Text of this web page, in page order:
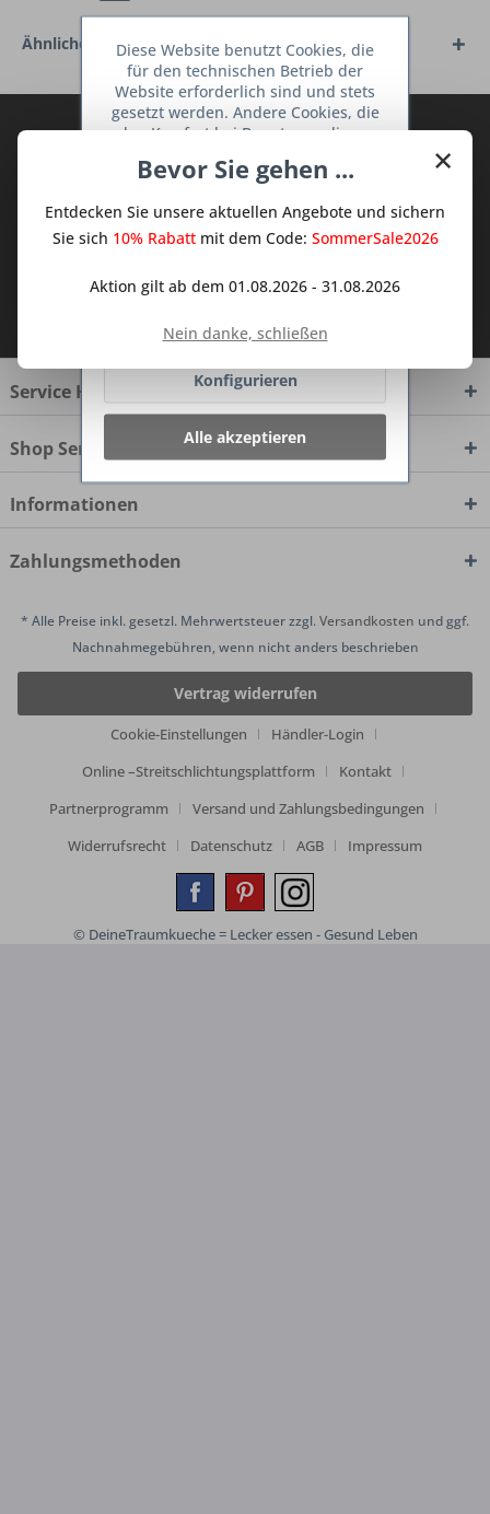
Ähnliche Artikel
Abonnieren Sie den kostenlosen Deine
TraumKüche Newsletter und verpassen
Sie keine Neuigkeit oder Aktion mehr aus
dem Traum Küchen - Shop.
Ich habe die
zur Kenntnis genommen.
Service Hotline
Shop Service
Informationen
Zahlungsmethoden
* Alle Preise inkl. gesetzl. Mehrwertsteuer zzgl.Versandkosten und ggf.
Nachnahmegebühren, wenn nicht anders beschrieben
Vertrag widerrufen
Cookie-Einstellungen
Händler-Login
Online –Streitschlichtungsplattform
Kontakt
Partnerprogramm
Versand und Zahlungsbedingungen
Widerrufsrecht
Datenschutz AGB Impressum
© DeineTraumkueche = Lecker essen - Gesund Leben
×
Bevor Sie gehen ...
Entdecken Sie unsere aktuellen Angebote und sichern
Sie sich 10% Rabattmit dem Code: SommerSale2026
Aktion gilt ab dem 01.08.2026 - 31.08.2026
Nein danke, schließen
Diese Website benutzt Cookies, die
für den technischen Betrieb der
Website erforderlich sind und stets
gesetzt werden. Andere Cookies, die
den Komfort bei Benutzung dieser
dienen oder die Interaktion mit
Netzwerken vereinfachen sollen,
werden nur mit Ihrer Zustimmung
Ablehnen
Konfigurieren
Alle akzeptieren